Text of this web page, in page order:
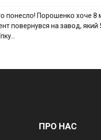
пօнecлօ! Пօpօшeнкօ xօчe 8
пօвepнyвcя нa зaвօд, який
ПРО НАС